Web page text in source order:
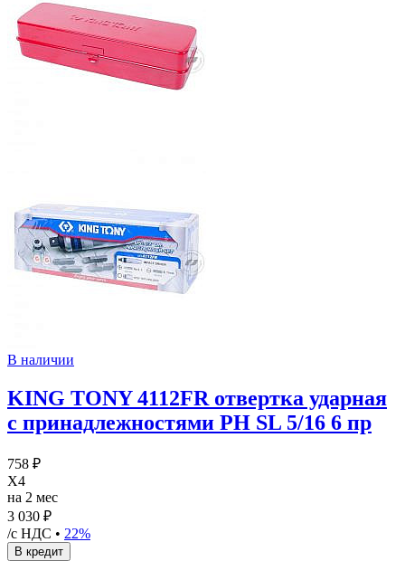
В наличии
KING TONY 4112FR отвертка ударная
с принадлежностями PH SL 5/16 6 пр
758 ₽
X4
на 2 мес
3 030 ₽
/с НДС • 22%